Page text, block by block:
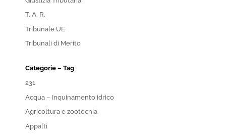
T. A. R.
Tribunale UE
Tribunali di Merito
Categorie – Tag
231
Acqua – Inquinamento idrico
Agricoltura e zootecnia
Appalti